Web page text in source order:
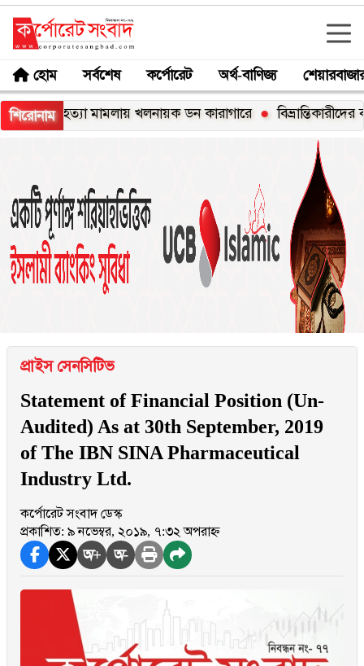
হোম সর্বশেষ কর্পোরেট অর্থ-বাণিজ্য
শিরোনাম
হত্যা মামলায় খলনায়ক ডন কারাগারে বিভ্রান্তিকারীদের ব্যাপারে
প্রাইস সেনসিটিভ
Statement of Financial Position (Un-
Audited) As at 30th September, 2019
of The IBN SINA Pharmaceutical
Industry Ltd.
কর্পোরেট সংবাদ ডেস্ক
প্রকাশিত: ৯ নভেম্বর, ২০১৯, ৭:৩২ অপরাহ্ন
অ+ অ-